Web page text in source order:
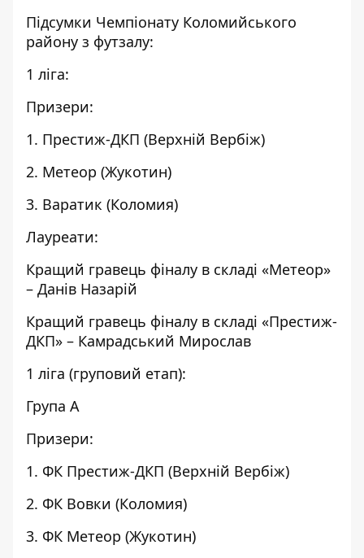
Підсумки Чемпіонату Коломийського
району з футзалу:
1 ліга:
Призери:
1. Престиж-ДКП (Верхній Вербіж)
2. Метеор (Жукотин)
3. Варатик (Коломия)
Лауреати:
Кращий гравець фіналу в складі «Метеор»
– Данів Назарій
Кращий гравець фіналу в складі «Престиж-
ДКП» – Камрадський Мирослав
1 ліга (груповий етап):
Група А
Призери:
1. ФК Престиж-ДКП (Верхній Вербіж)
2. ФК Вовки (Коломия)
3. ФК Метеор (Жукотин)